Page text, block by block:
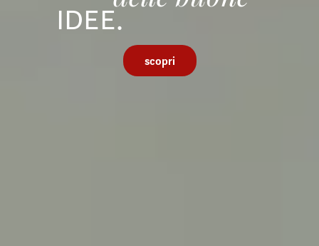
IDEE.
scopri